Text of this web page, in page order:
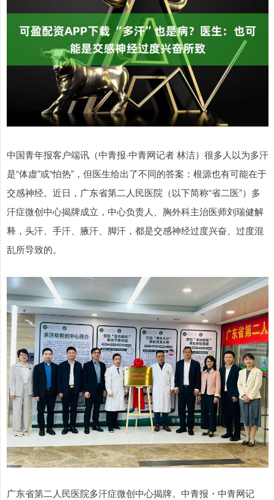
中国青年报客户端讯（中青报·中青网记者 林洁）很多人以为多汗
是“体虚”或“怕热”，但医生给出了不同的答案：根源也有可能在于
交感神经。近日，广东省第二人民医院（以下简称“省二医”）多
汗症微创中心揭牌成立，中心负责人、胸外科主治医师刘瑞健解
释，头汗、手汗、腋汗、脚汗，都是交感神经过度兴奋、过度混
乱所导致的。
广东省第二人民医院多汗症微创中心揭牌。中青报・中青网记